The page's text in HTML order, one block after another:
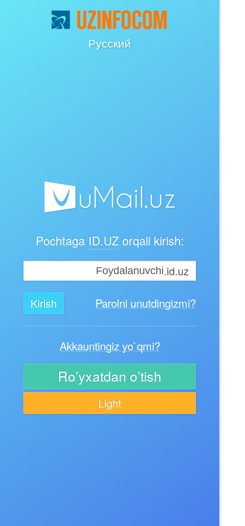
Русский
Pochtaga ID.UZorqali kirish:
.id.uz
Parolni unutdingizmi?
Akkauntingiz yo`qmi?
Ro’yxatdan o’tish
Light